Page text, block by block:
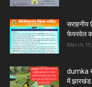
सराहनीय
फेयरवेल
March
dumka
में झारखंड...